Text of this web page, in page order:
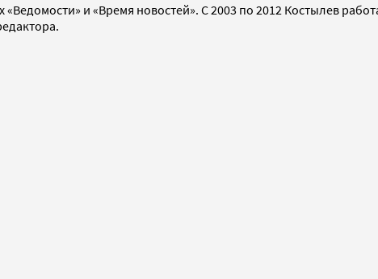
и «Время новостей». С 2003 по 2012 Костылев